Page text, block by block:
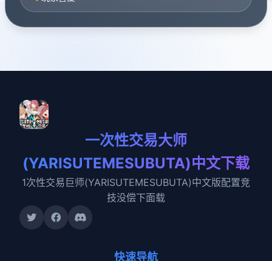
一次性交易大师
(YARISUTEMESUBUTA)中文下载
1次性交易巨师(YARISUTEMESUBUTA)中文版配置竞
技没偿下面载
快速导航